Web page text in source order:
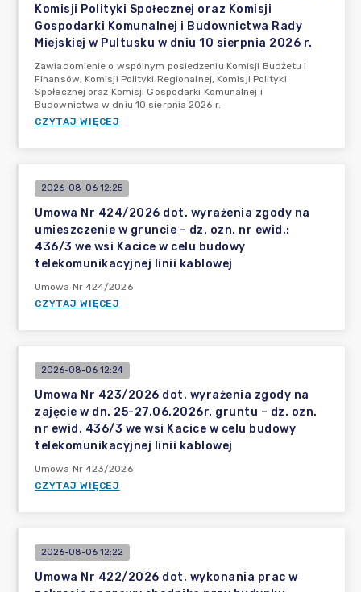
Komisji Polityki Społecznej oraz Komisji
Gospodarki Komunalnej i Budownictwa Rady
Miejskiej w Pultusku w dniu 10 sierpnia 2026 r.
Zawiadomienie o wspólnym posiedzeniu Komisji Budżetu i
Finansów, Komisji Polityki Regionalnej, Komisji Polityki
Społecznej oraz Komisji Gospodarki Komunalnej i
Budownictwa w dniu 10 sierpnia 2026 r.
CZYTAJ WIĘCEJ
2026-08-06 12:25
Umowa Nr 424/2026 dot. wyrażenia zgody na
umieszczenie w gruncie – dz. ozn. nr ewid.:
436/3 we wsi Kacice w celu budowy
telekomunikacyjnej linii kablowej
Umowa Nr 424/2026
CZYTAJ WIĘCEJ
2026-08-06 12:24
Umowa Nr 423/2026 dot. wyrażenia zgody na
zajęcie w dn. 25-27.06.2026r. gruntu – dz. ozn.
nr ewid. 436/3 we wsi Kacice w celu budowy
telekomunikacyjnej linii kablowej
Umowa Nr 423/2026
CZYTAJ WIĘCEJ
2026-08-06 12:22
Umowa Nr 422/2026 dot. wykonania prac w